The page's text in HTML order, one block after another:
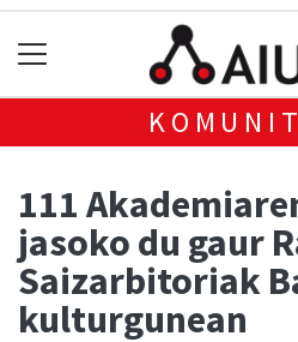
111
jasoko du gaur
Saizarbitoriak
kulturgunean